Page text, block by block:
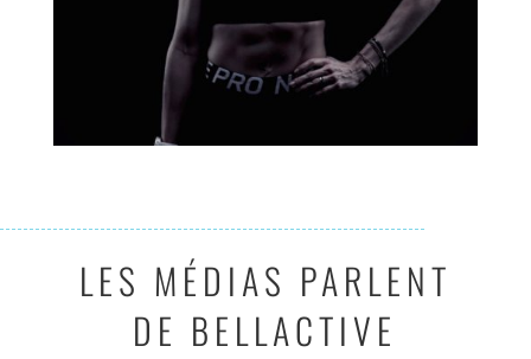
LES MÉDIAS PARLENT
DE BELLACTIVE